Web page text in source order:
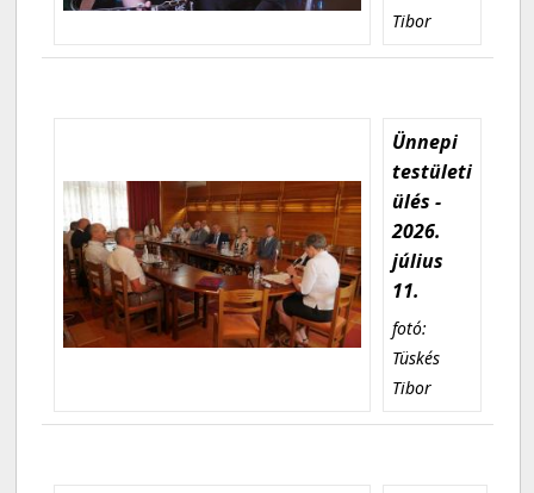
Tibor
Ünnepi
testületi
ülés -
2026.
július
11.
fotó:
Tüskés
Tibor